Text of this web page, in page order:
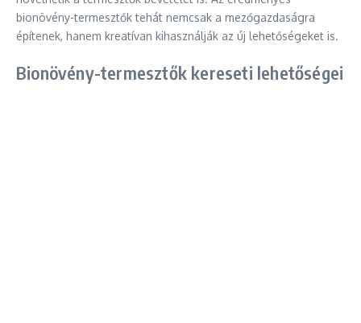
bionövény-termesztők tehát nemcsak a mezőgazdaságra
építenek, hanem kreatívan kihasználják az új lehetőségeket is.
Bionövény-termesztők kereseti lehetőségei